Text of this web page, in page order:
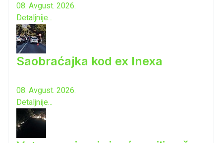
08. Avgust. 2026.
Detaljnije...
Saobraćajka kod ex Inexa
08. Avgust. 2026.
Detaljnije...